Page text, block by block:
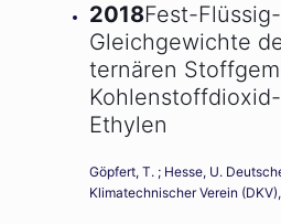
2018Fest-Flüssig-
Gleichgewichte
ternären
Ethylen
Göpfert, T. ; Hesse, U.
Klimatechnischer Verein